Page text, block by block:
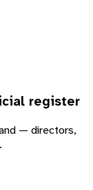
register
— directors,